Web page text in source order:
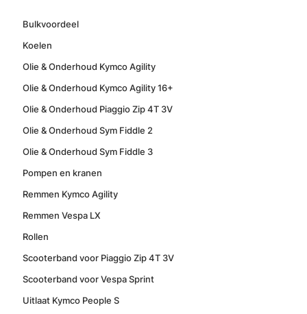
Bulkvoordeel
Koelen
Olie & Onderhoud Kymco Agility
Olie & Onderhoud Kymco Agility 16+
Olie & Onderhoud Piaggio Zip 4T 3V
Olie & Onderhoud Sym Fiddle 2
Olie & Onderhoud Sym Fiddle 3
Pompen en kranen
Remmen Kymco Agility
Remmen Vespa LX
Rollen
Scooterband voor Piaggio Zip 4T 3V
Scooterband voor Vespa Sprint
Uitlaat Kymco People S